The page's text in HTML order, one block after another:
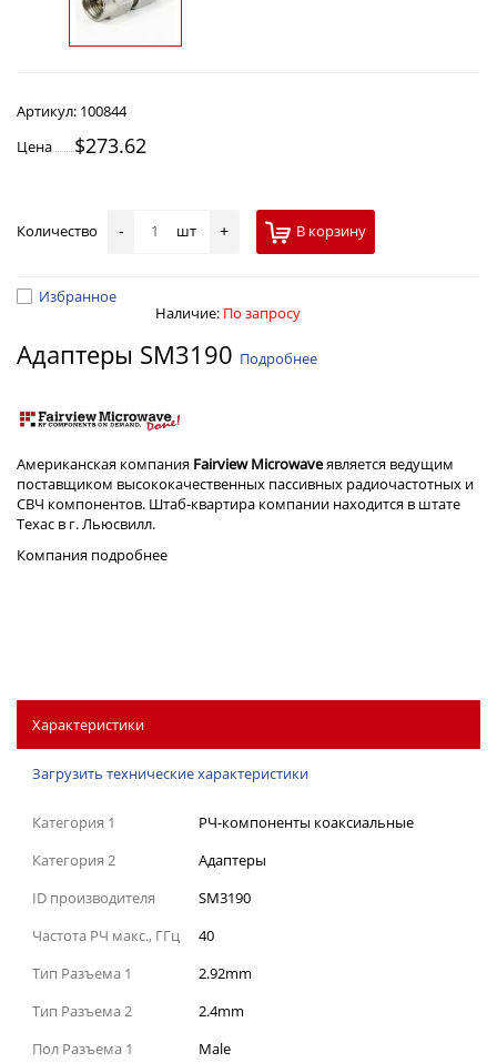
Артикул: 100844
Цена
$273.62
Количество - шт + В корзину
Избранное
Наличие: По запросу
Адаптеры SM3190 Подробнее
Американская компания Fairview Microwaveявляется ведущим
поставщиком высококачественных пассивных радиочастотных и
СВЧ компонентов. Штаб-квартира компании находится в штате
Техас в г. Льюсвилл.
Компания подробнее
Характеристики
Загрузить технические характеристики
Категория 1
РЧ-компоненты коаксиальные
Категория 2
Адаптеры
ID производителя
SM3190
Частота РЧ макс., ГГц
40
Тип Разъема 1
2.92mm
Тип Разъема 2
2.4mm
Пол Разъема 1
Male